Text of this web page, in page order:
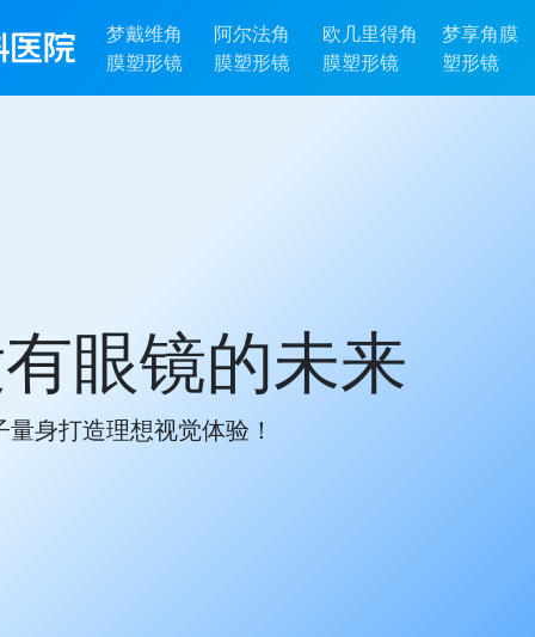
梦戴维角
膜塑形镜
阿尔法角
膜塑形镜
欧几里得角
膜塑形镜
梦享角膜
塑形镜
眼镜的未来
身打造理想视觉体验！